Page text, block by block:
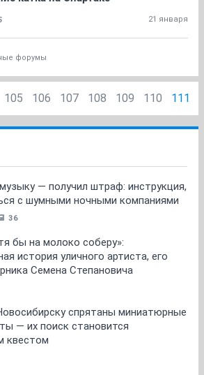
21 января
форумы
105 106 107 108 109 110 111
— получил штраф: инструкция,
с шумными ночными компаниями
36
бы на молоко соберу»:
история уличного артиста, его
Семена Степановича
спрятаны миниатюрные
— их поиск становится
квестом